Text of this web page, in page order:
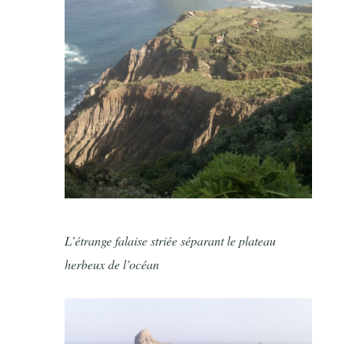
L’étrange falaise striée séparant le plateau
herbeux de l’océan